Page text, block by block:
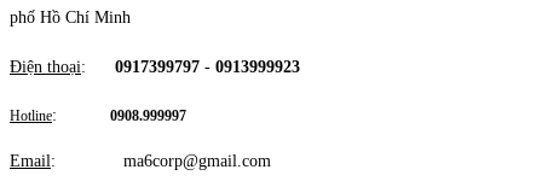
phố Hồ Chí Minh
Điện thoại: 0917399797 - 0913999923
Hotline: 0908.999997
Email: ma6corp@gmail.com